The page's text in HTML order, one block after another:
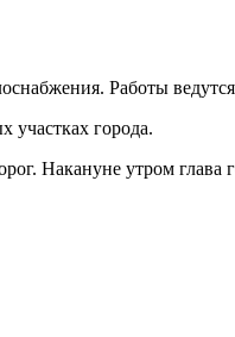
Работы
участках города.
Накануне утром глава